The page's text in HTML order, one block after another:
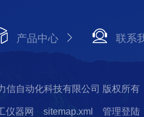
产品中心 联系
信自动化科技有限公司 版权所有
仪器网 sitemap.xml 管理登陆